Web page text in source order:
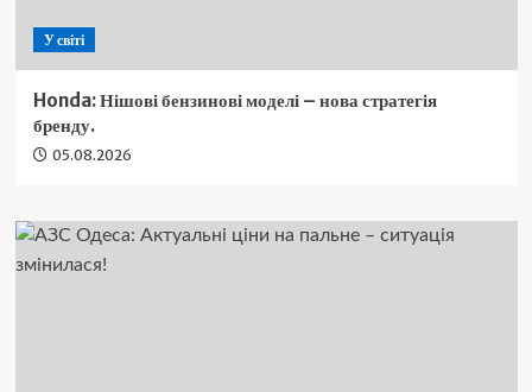
У світі
Honda: Нішові бензинові моделі – нова стратегія
бренду.
05.08.2026